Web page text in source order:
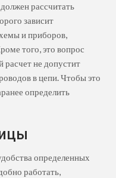
рассчитать
зависит
и приборов,
того, это вопрос
не допустит
в цепи. Чтобы это
определить
определенных
работать,